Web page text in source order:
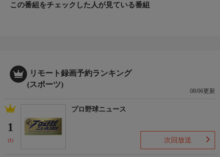
この番組をチェックした人が見ている番組
リモート録画予約ランキング
(スポーツ)
08/06更新
1
(1)
プロ野球ニュース
次回放送